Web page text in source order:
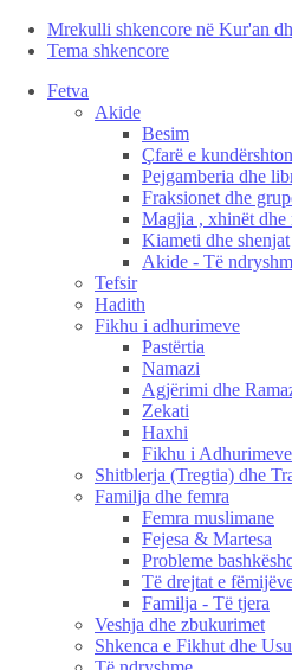
Mrekulli shkencore në Kur'an
Tema shkencore
Fetva
Akide
Besim
Çfarë e
Pejgamberia dhe
Fraksionet dhe
Magjia , xhinët dhe
Kiameti dhe shenjat
Akide - Të
Tefsir
Hadith
Fikhu i adhurimeve
Pastërtia
Namazi
Agjërimi dhe
Zekati
Haxhi
Fikhu i
Shitblerja (Tregtia) dhe
Familja dhe femra
Femra muslimane
Fejesa & Martesa
Probleme
Të drejtat e
Familja - Të tjera
Veshja dhe zbukurimet
Shkenca e Fikhut dhe